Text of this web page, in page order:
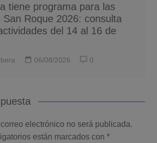
tiene programa para las
San Roque 2026: consulta
del 14 al 16 de
06/08/2026 0
electrónico no será publicada.
están marcados con *